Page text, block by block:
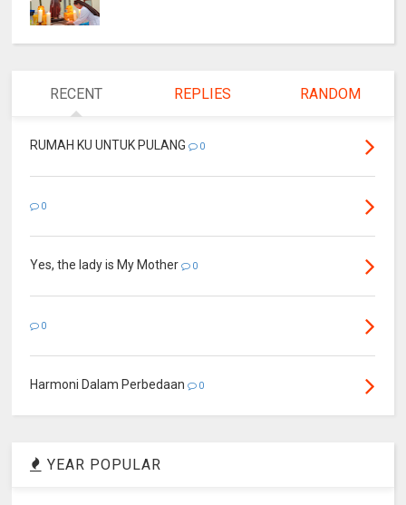
RECENT REPLIES RANDOM
RUMAH KU UNTUK PULANG 0
0
Yes, the lady is My Mother 0
0
Harmoni Dalam Perbedaan 0
YEAR POPULAR